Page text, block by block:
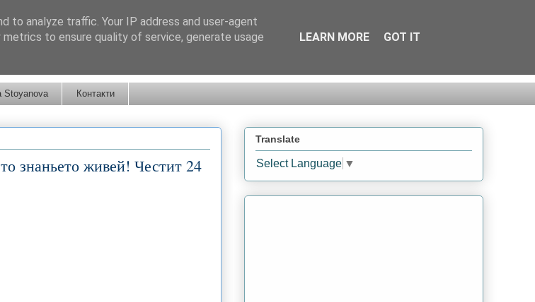
Stoyanova Контакти
знаньето живей! Честит 24
Translate
Select Language ▼
to analyze traffic. Your IP address and user-agent
to ensure quality of service, generate usage
LEARN MORE GOT IT